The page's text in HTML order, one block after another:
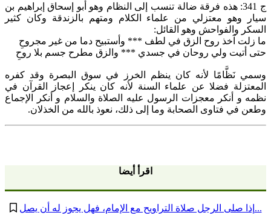
ج 341: هذه فرقة ضالة تنسب إلى النظام وهو أبو إسحاق إبراهيم بن
سيار وهو معتزلي من علماء الكلام ومتهم بالزندقة وكان كثير
السكر والفواحش وهو القائل:
ما زلت آخذ روح الزق في لطف *** وأستبيح دما من غير مجروحِ
حتى أتيت ولي روحان في جسدي *** والزق مطرح جسم بلا روحِ
وسمي نَظَّامًا لأنه كان ينظم الخرز في سوق البصرة وقد كفره
المعتزلة فضلا عن علماء السنة لأنه كان ينكر إعجاز القرآن في
نظمه و أنكر معجزات الرسول عليه الصلاة والسلام و أنكر الإجماع
وطعن في فتاوى الصحابة وما إلى ذلك، نعوذ بالله من الخذلان.
اقرأ أيضا
إذا صلى الرجل صلاة التراويح مع الإمام، فهل يجوز له أن يصل...